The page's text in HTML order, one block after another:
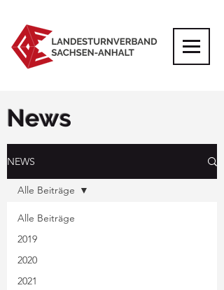
News
NEWS
Alle Beiträge
2019
2020
2021
Alle Beiträge